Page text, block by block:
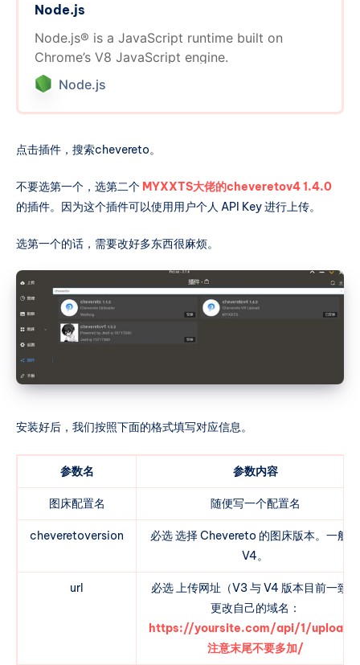
Node.js
Node.js® is a JavaScript runtime built on
Chrome’s V8 JavaScript engine.
Node.js
点击插件，搜索chevereto。
不要选第一个，选第二个 MYXXTS大佬的cheveretov4 1.4.0
的插件。因为这个插件可以使用用户个人 API Key 进行上传。
选第一个的话，需要改好多东西很麻烦。
安装好后，我们按照下面的格式填写对应信息。
参数名 参数内容
图床配置名 随便写一个配置名
cheveretoversion
必选 选择 Chevereto 的图床版本。一般是
V4。
url
必选 上传网址（V3 与 V4 版本目前一致，
更改自己的域名：
https://yoursite.com/api/1/upload
注意末尾不要多加/